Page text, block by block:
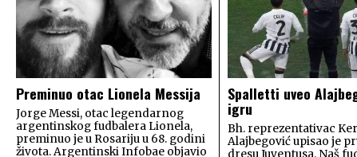
Preminuo otac Lionela Messija
Jorge Messi, otac legendarnog
argentinskog fudbalera Lionela,
preminuo je u Rosariju u 68. godini
života. Argentinski Infobae objavio
Spalletti uveo
igru
Bh. reprezentativac
Alajbegović upisao je